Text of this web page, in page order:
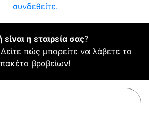
συνδεθείτε.
είναι η εταιρεία σας?
Δείτε πώς μπορείτε να λάβετε το
πακέτο βραβείων!